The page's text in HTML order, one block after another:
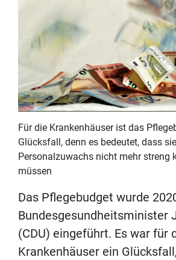
Für die Krankenhäuser ist das
Glücksfall, denn es bedeutet, dass
Personalzuwachs nicht mehr streng
müssen
Das Pflegebudget wurde
Bundesgesundheitsminister
(CDU) eingeführt. Es war für
Krankenhäuser ein